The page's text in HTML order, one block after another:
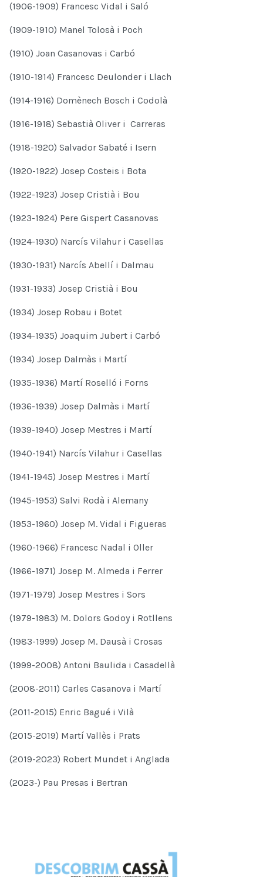
(1906-1909) Francesc Vidal i Saló
(1909-1910) Manel Tolosà i Poch
(1910) Joan Casanovas i Carbó
(1910-1914) Francesc Deulonder i Llach
(1914-1916) Domènech Bosch i Codolà
(1916-1918) Sebastià Oliver i Carreras
(1918-1920) Salvador Sabaté i Isern
(1920-1922) Josep Costeis i Bota
(1922-1923) Josep Cristià i Bou
(1923-1924) Pere Gispert Casanovas
(1924-1930) Narcís Vilahur i Casellas
(1930-1931) Narcís Abellí i Dalmau
(1931-1933) Josep Cristià i Bou
(1934) Josep Robau i Botet
(1934-1935) Joaquim Jubert i Carbó
(1934) Josep Dalmàs i Martí
(1935-1936) Martí Roselló i Forns
(1936-1939) Josep Dalmàs i Martí
(1939-1940) Josep Mestres i Martí
(1940-1941) Narcís Vilahur i Casellas
(1941-1945) Josep Mestres i Martí
(1945-1953) Salvi Rodà i Alemany
(1953-1960) Josep M. Vidal i Figueras
(1960-1966) Francesc Nadal i Oller
(1966-1971) Josep M. Almeda i Ferrer
(1971-1979) Josep Mestres i Sors
(1979-1983) M. Dolors Godoy i Rotllens
(1983-1999) Josep M. Dausà i Crosas
(1999-2008) Antoni Baulida i Casadellà
(2008-2011) Carles Casanova i Martí
(2011-2015) Enric Bagué i Vilà
(2015-2019) Martí Vallès i Prats
(2019-2023) Robert Mundet i Anglada
(2023-) Pau Presas i Bertran